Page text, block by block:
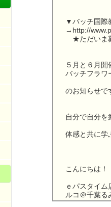
▼バッチ国際
→http://
★ただいま募
５月と６月開
バッチフラワ
のお知らせで
自分で自分を
体感と共に学
こんにちは！
ｅパスタイム
ルコ＠千葉る